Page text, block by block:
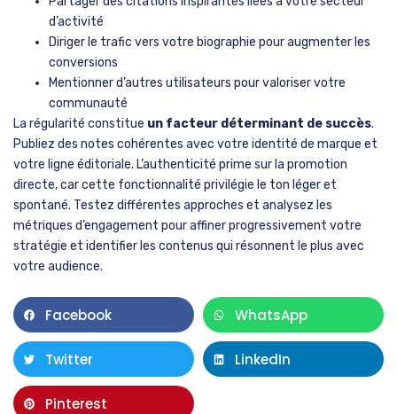
d’activité
Diriger le trafic vers votre biographie pour augmenter les
conversions
Mentionner d’autres utilisateurs pour valoriser votre
communauté
La régularité constitue un facteur déterminant de succès.
Publiez des notes cohérentes avec votre identité de marque et
votre ligne éditoriale. L’authenticité prime sur la promotion
directe, car cette fonctionnalité privilégie le ton léger et
spontané. Testez différentes approches et analysez les
métriques d’engagement pour affiner progressivement votre
stratégie et identifier les contenus qui résonnent le plus avec
votre audience.
Facebook WhatsApp
Twitter LinkedIn
Pinterest